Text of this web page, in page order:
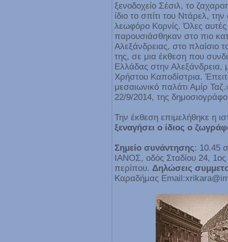
ξενοδοχείο Σέσιλ, το
ίδιο το σπίτι του Ντάρελ,
λεωφόρο Κορνίς. Όλες αυτές
παρουσιάσθηκαν στο πιο
Αλεξάνδρειας, στο πλαίσιο
της, σε μια έκθεση που
Ελλάδας στην Αλεξάνδρεια,
Χρήστου Καποδίστρια.
μεσαιωνικό παλάτι Αμίρ
22/9/2014, της
Την έκθεση επιμελήθηκε η
ξεναγήσει ο ίδιος ο
Σημείο συνάντησης: 10.45
ΙΑΝΟΣ, οδός Σταδίου 24,
περίπου. Δηλώσεις
Καραδήμας